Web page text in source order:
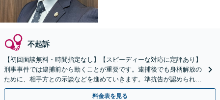
不起訴
【初回面談無料・時間指定なし】【スピーディーな対応に定評あり】
刑事事件では逮捕前から動くことが重要です。逮捕後でも身柄解放の
ために、相手方との示談などを進めていきます。準抗告が認められた
ケースあり。【土日祝・夜間早朝も対応】
料金表を見る